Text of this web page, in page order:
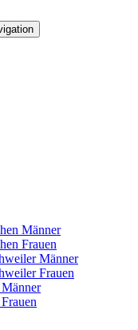
Männer
Frauen
Männer
Frauen